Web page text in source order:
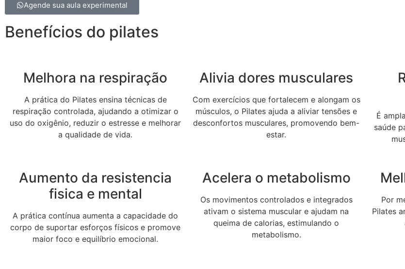
Agende sua aula experimental
Benefícios do pilates
Melhora na respiração
A prática do Pilates ensina técnicas de
respiração controlada, ajudando a otimizar o
uso do oxigênio, reduzir o estresse e melhorar
a qualidade de vida.
Alivia dores musculares
Com exercícios que fortalecem e alongam os
músculos, o Pilates ajuda a aliviar tensões e
desconfortos musculares, promovendo bem-
estar.
É
saúde
Aumento da resistencia
fisica e mental
A prática contínua aumenta a capacidade do
corpo de suportar esforços físicos e promove
maior foco e equilíbrio emocional.
Acelera o metabolismo
Os movimentos controlados e integrados
ativam o sistema muscular e ajudam na
queima de calorias, estimulando o
metabolismo.
Por
Pilates